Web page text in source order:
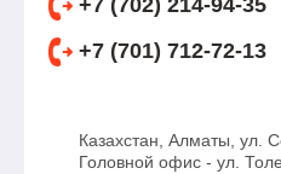
+7 (702) 214-94-35
+7 (701) 712-72-13
Казахстан, Алматы, ул.
Головной офис - ул.